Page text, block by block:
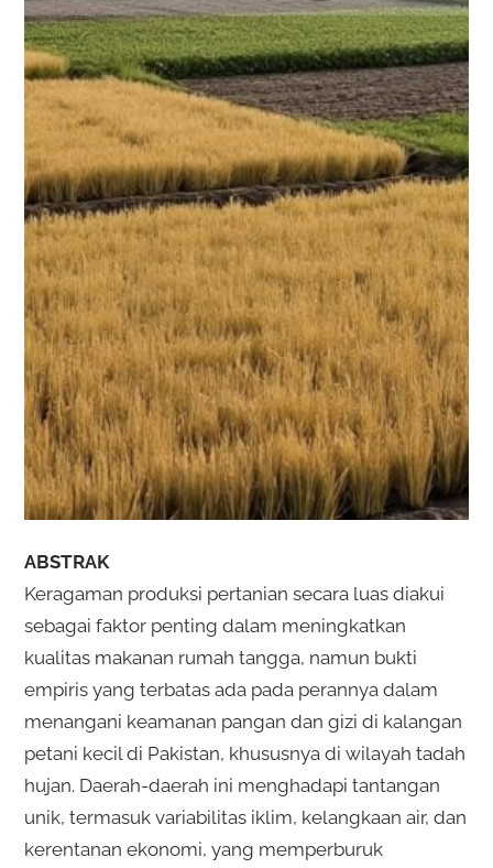
ABSTRAK
Keragaman produksi pertanian secara luas diakui
sebagai faktor penting dalam meningkatkan
kualitas makanan rumah tangga, namun bukti
empiris yang terbatas ada pada perannya dalam
menangani keamanan pangan dan gizi di kalangan
petani kecil di Pakistan, khususnya di wilayah tadah
hujan. Daerah-daerah ini menghadapi tantangan
unik, termasuk variabilitas iklim, kelangkaan air, dan
kerentanan ekonomi, yang memperburuk